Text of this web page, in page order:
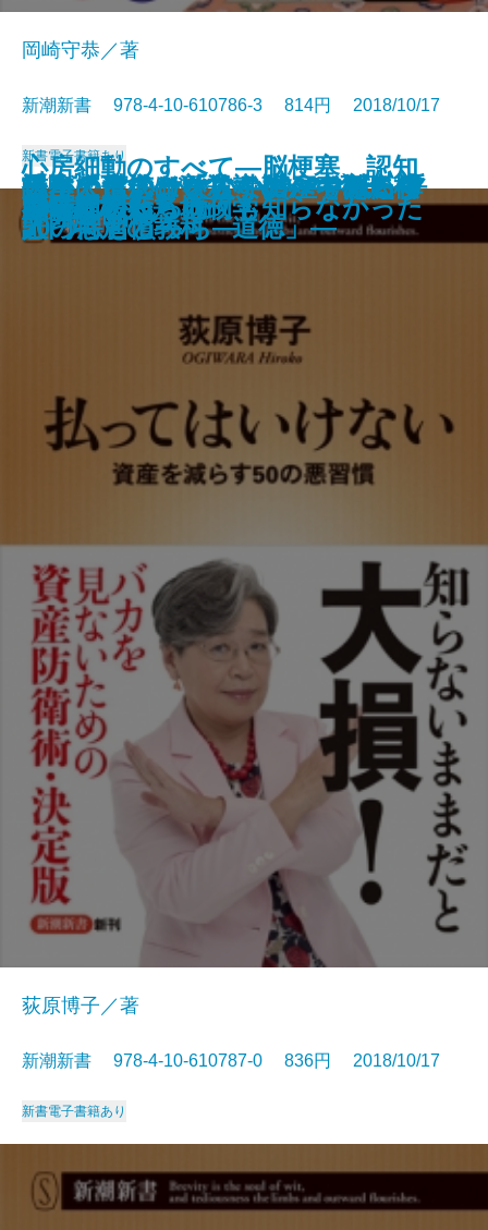
国家と教養
「あの世」と「この世」のあいだ
―たましいのふるさとを探して―
心房細動のすべて―脳梗塞、認知
症、心不全を招かないための12章
―
決定版 日中戦争
指導者の条件
眠れぬ夜のために―1967-2018
五百余の言葉―
イスラエルがすごい―マネーを呼
ぶイノベーション大国―
受験と進学の新常識―いま変わり
つつある12の現実―
米韓同盟消滅
墓が語る江戸の真実
岡崎守恭／著
新潮新書 978-4-10-610786-3 814円 2018/10/17
新書電子書籍あり
払ってはいけない―資産を減らす
50の悪習慣―
荻原博子／著
新潮新書 978-4-10-610787-0 836円 2018/10/17
新書電子書籍あり
100歳の秘訣
AI時代の新・地政学
原爆 私たちは何も知らなかった
誰が「道徳」を殺すのか―徹底検
証「特別の教科 道徳」―
黙ってられるか
神社崩壊
日本人とドイツ人―比べてみたら
どっちもどっち―
甲子園という病
人生に信念はいらない―考える禅
入門―